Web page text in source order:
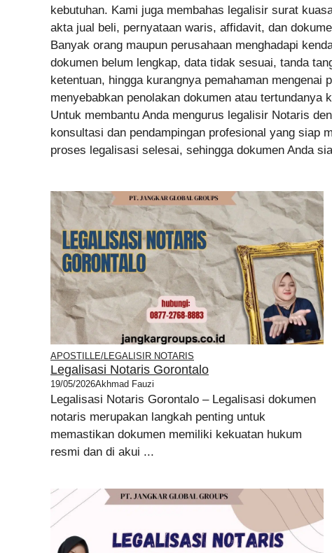
kebutuhan. Kami juga membahas legalisir surat
akta jual beli, pernyataan waris, affidavit, dan
Banyak orang maupun perusahaan menghadapi
dokumen belum lengkap, data tidak sesuai, tanda
ketentuan, hingga kurangnya pemahaman mengenai
menyebabkan penolakan dokumen atau tertundanya
Untuk membantu Anda mengurus legalisir Notaris
konsultasi dan pendampingan profesional yang siap
proses legalisasi selesai, sehingga dokumen Anda
APOSTILLE/LEGALISIR NOTARIS
Legalisasi Notaris Gorontalo
19/05/2026Akhmad Fauzi
Legalisasi Notaris Gorontalo – Legalisasi dokumen
notaris merupakan langkah penting untuk
memastikan dokumen memiliki kekuatan hukum
resmi dan di akui ...